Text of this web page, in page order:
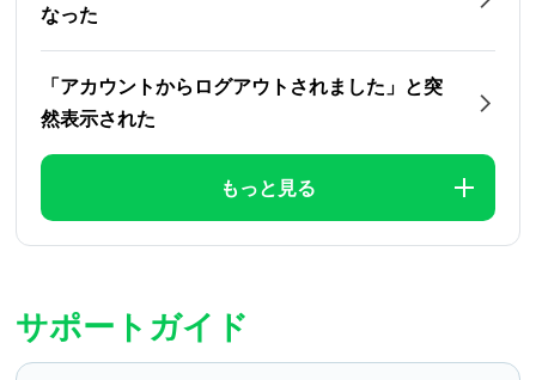
なった
「アカウントからログアウトされました」と突
然表示された
もっと見る
サポートガイド